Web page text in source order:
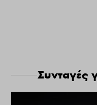
Συνταγές